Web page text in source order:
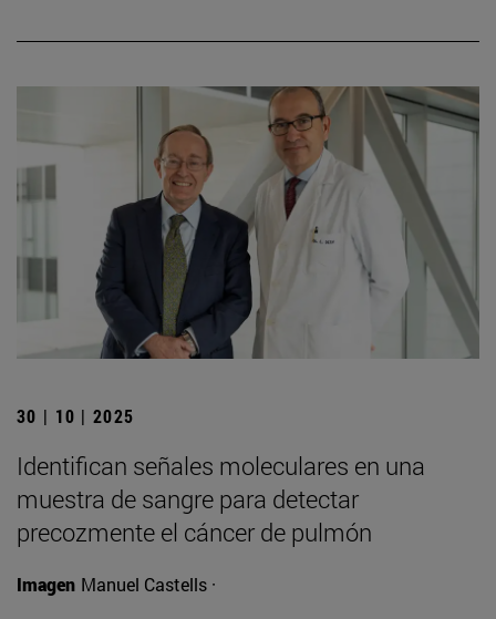
30 | 10 | 2025
Identifican señales moleculares en una
muestra de sangre para detectar
precozmente el cáncer de pulmón
Imagen Manuel Castells ·